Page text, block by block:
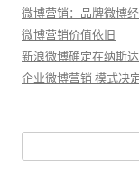
微博营销：品牌微博
微博营销价值依旧
新浪微博确定在纳斯
企业微博营销 模式决
索：